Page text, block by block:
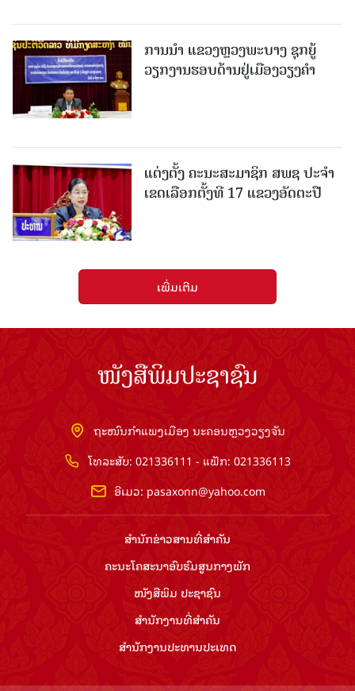
ການນຳ ແຂວງຫຼວງພະບາງ ຊຸກຍູ້
ວຽກງານຮອບດ້ານຢູ່ເມືອງວຽງຄໍາ
ແຕ່ງຕັ້ງ ຄະນະສະມາຊິກ ສພຊ ປະຈຳ
ເຂດເລືອກຕັ້ງທີ 17 ແຂວງອັດຕະປື
ເພີ່ມເຕີມ
ໜັງສືພິມປະຊາຊົນ
ຖະໜົນກຳແພງເມືອງ ນະຄອນຫຼວງວຽງຈັນ
ໂທລະສັບ: 021336111 - ແຟັກ: 021336113
ອີເມວ: pasaxonn@yahoo.com
ສຳ​ນັກ​ຂ່າວ​ສານ​ທີ່​ສຳ​ຄັນ​
ຄະນະໂຄສະນາອົບຮົມ​ສູນ​ກາງ​ພັກ
ໜັງສືພິມ ປະ​ຊາ​ຊົນ
ສຳ​ນັກ​ງານ​ທີ່​ສຳ​ຄັນ
ສຳ​ນັກ​ງານ​ປະ​ທານ​ປະ​ເທດ